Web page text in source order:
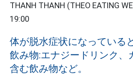
THANH THANH (THEO EATING
19:00
体が脱水症状になっている
飲み物:エナジードリンク、
含む飲み物など。